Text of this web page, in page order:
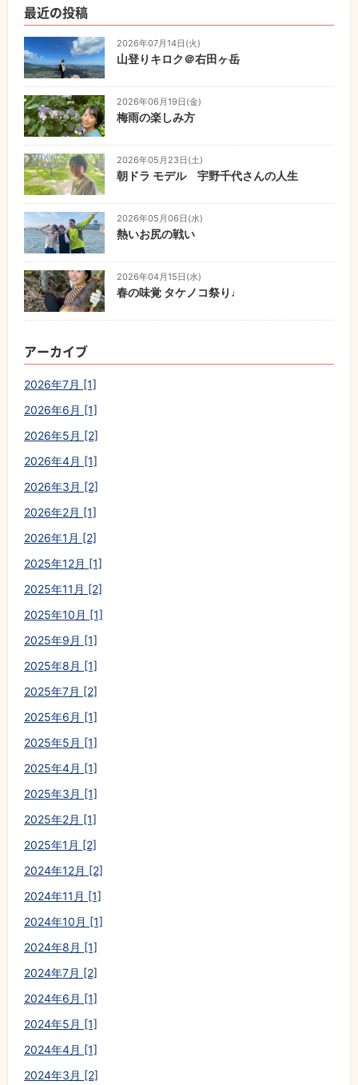
最近の投稿
2026年07月14日(火)
山登りキロク＠右田ヶ岳
2026年06月19日(金)
梅雨の楽しみ方
2026年05月23日(土)
朝ドラ モデル 宇野千代さんの人生
2026年05月06日(水)
熱いお尻の戦い
2026年04月15日(水)
春の味覚 タケノコ祭り♩
アーカイブ
2026年7月 [1]
2026年6月 [1]
2026年5月 [2]
2026年4月 [1]
2026年3月 [2]
2026年2月 [1]
2026年1月 [2]
2025年12月 [1]
2025年11月 [2]
2025年10月 [1]
2025年9月 [1]
2025年8月 [1]
2025年7月 [2]
2025年6月 [1]
2025年5月 [1]
2025年4月 [1]
2025年3月 [1]
2025年2月 [1]
2025年1月 [2]
2024年12月 [2]
2024年11月 [1]
2024年10月 [1]
2024年8月 [1]
2024年7月 [2]
2024年6月 [1]
2024年5月 [1]
2024年4月 [1]
2024年3月 [2]